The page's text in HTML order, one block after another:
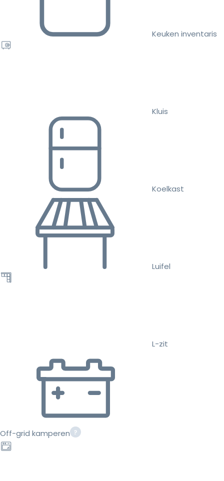
Keuken inventaris
Kluis
Koelkast
Luifel
L-zit
Off-grid kamperen